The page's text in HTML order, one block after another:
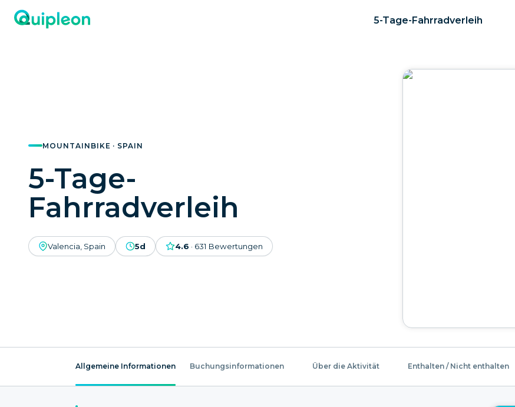
5-Tage-Fahrradverleih
MOUNTAINBIKE · SPAIN
5-Tage-
Fahrradverleih
Valencia, Spain 5d 4.6 · 631 Bewertungen
Allgemeine Informationen Buchungsinformationen Über die Aktivität Enthalten / Nicht enthalten